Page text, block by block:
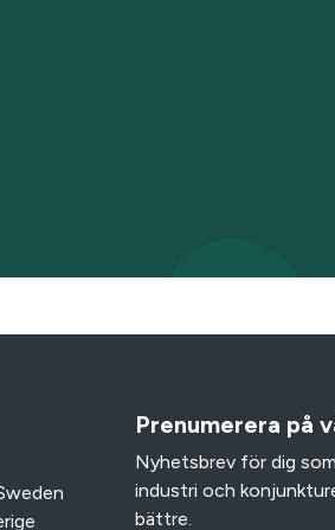
Prenumerera på
Nyhetsbrev för dig
industri och
bättre.